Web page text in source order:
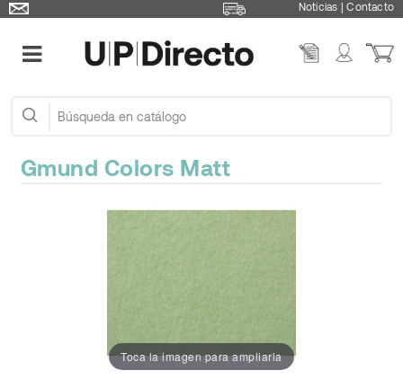
Noticias |Contacto
Gmund Colors Matt
Toca la imagen para ampliarla